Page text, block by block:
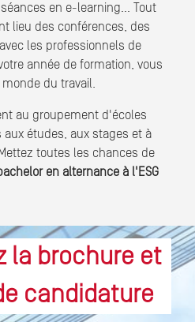
en e-learning… Tout
lieu des conférences, des
les professionnels de
année de formation, vous
du travail.
au groupement d'écoles
études, aux stages et à
toutes les chances de
en alternance à l'ESG
la brochure et
candidature